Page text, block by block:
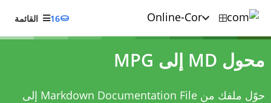
16 القائمة
محول MD إلى MPG
حوّل ملفك من Markdown Documentation File إلى